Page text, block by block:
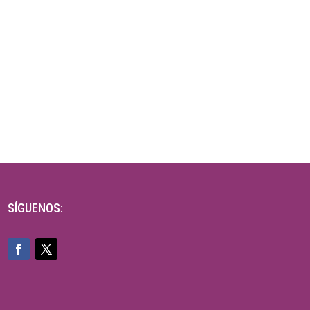
SÍGUENOS: